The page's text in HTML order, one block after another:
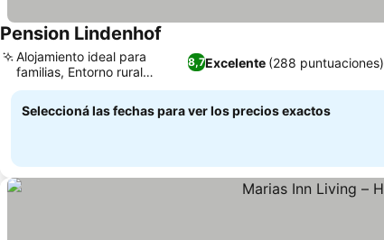
Pension Lindenhof
8,7Excelente (288 puntuaciones)
Alojamiento ideal para
familias, Entorno rural
tranquilo
Seleccioná las fechas para ver los precios exactos